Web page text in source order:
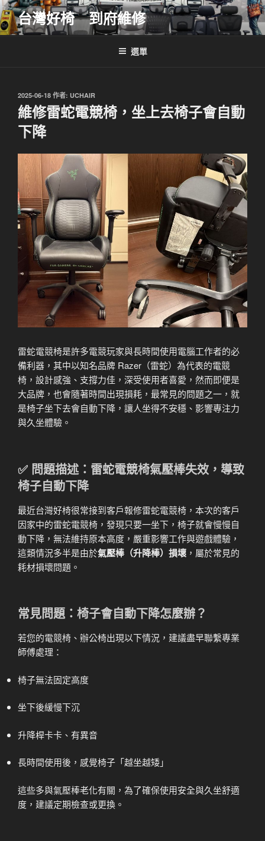
跳
至
主
台灣好椅 到府維修
選單
發
佈
於
2025-06-18 作者: UCHAIR
維修雷蛇電競椅，坐上去椅子會自動
下降
雷蛇電競椅是許多電競玩家與長時間使用電腦工作者的必
備利器，其中以知名品牌 Razer（雷蛇）為代表的電競
椅，設計感強、支撐力佳，深受使用者喜愛，然而即便是
大品牌，也會隨著時間出現損耗，最常見的問題之一，就
是椅子坐下去會自動下降，讓人坐得不安穩、影響專注力
與久坐體驗。
✅ 問題描述：雷蛇電競椅氣壓棒失效，導致
椅子自動下降
最近台灣好椅很常接到客戶報修雷蛇電競椅，本次的客戶
因家中的雷蛇電競椅，發現只要一坐下，椅子就會慢慢自
動下降，無法維持原本高度，嚴重影響工作與遊戲體驗，
這類情況多半是由於氣壓棒（升降棒）損壞 ，屬於常見的
耗材損壞問題。
常見問題：椅子會自動下降怎麼辦？
若您的電競椅、辦公椅出現以下情況，建議盡早聯繫專業
師傅處理：
椅子無法固定高度
坐下後緩慢下沉
升降桿卡卡、有異音
長時間使用後，感覺椅子「越坐越矮」
這些多與氣壓棒老化有關，為了確保使用安全與久坐舒適
度，建議定期檢查或更換。